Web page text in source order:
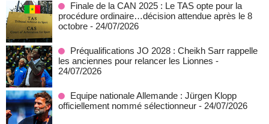
Finale de la CAN 2025 : Le TAS opte pour la
procédure ordinaire…décision attendue après le 8
octobre - 24/07/2026
Préqualifications JO 2028 : Cheikh Sarr rappelle
les anciennes pour relancer les Lionnes -
24/07/2026
Equipe nationale Allemande : Jürgen Klopp
officiellement nommé sélectionneur - 24/07/2026